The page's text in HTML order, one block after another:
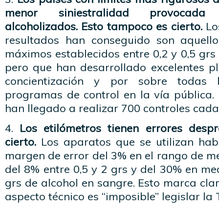
menor siniestralidad
alcoholizados. Esto tampoco es cierto.
resultados han conseguido son
máximos establecidos entre 0,2 y 0,5
pero que han desarrollado excelentes
concientización y por sobre todas
programas de control en la vía pública.
han llegado a realizar 700 controles
4. Los etilómetros tienen errores
cierto. Los aparatos que se utilizan
margen de error del 3% en el rango de
del 8% entre 0,5 y 2 grs y del 30% en
grs de alcohol en sangre. Esto marca
aspecto técnico es “imposible” legislar la